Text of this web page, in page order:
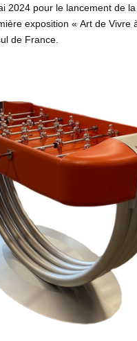
2024 pour le lancement de
exposition « Art de Vivre
de France.